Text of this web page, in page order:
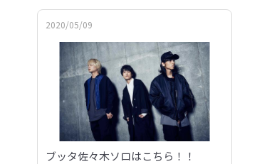
2020/05/09
ブッタ佐々木ソロはこちら！！